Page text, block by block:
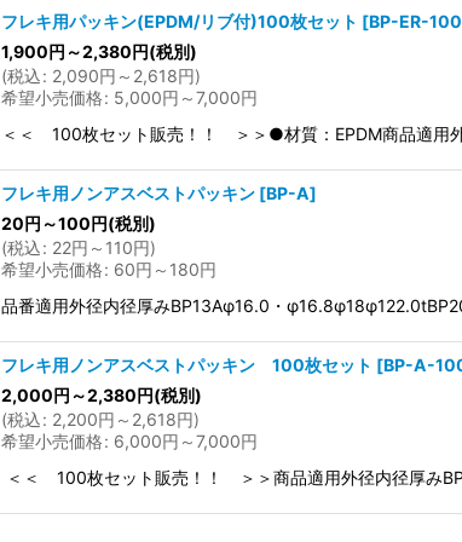
フレキ用パッキン(EPDM/リブ付)100枚セット [BP-ER-100
1,900円 ～2,380円(税別)
(税込: 2,090円 ～2,618円)
希望小売価格: 5,000円 ～7,000円
＜＜ 100枚セット販売！！ ＞＞●材質：EPDM商品適用
フレキ用ノンアスベストパッキン [BP-A]
20円 ～100円(税別)
(税込: 22円 ～110円)
希望小売価格: 60円 ～180円
品番適用外径内径厚みBP13Aφ16.0・
フレキ用ノンアスベストパッキン 100枚セット [BP-A-
2,000円 ～2,380円(税別)
(税込: 2,200円 ～2,618円)
希望小売価格: 6,000円 ～7,000円
＜＜ 100枚セット販売！！ ＞＞商品適用外径内径厚み